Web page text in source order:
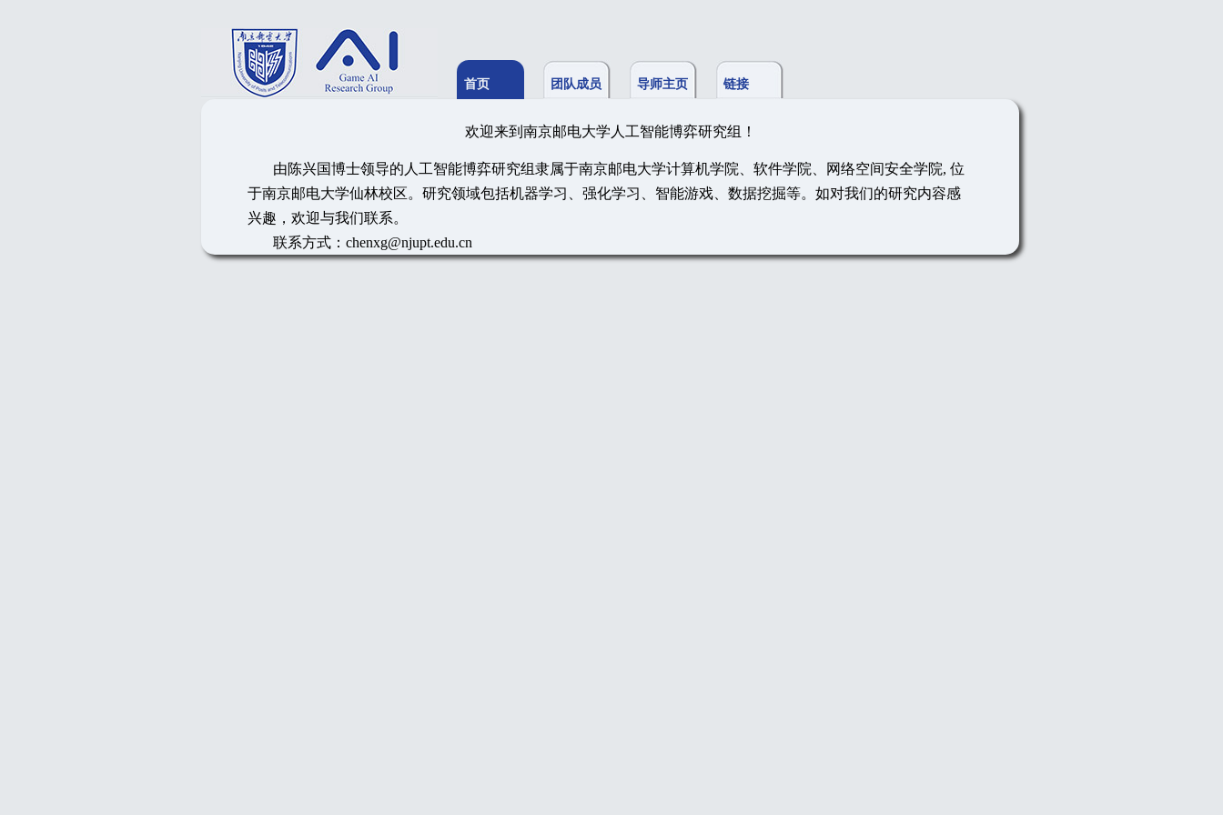
首页 团队成员 导师主页 链接
欢迎来到南京邮电大学人工智能博弈研究组！
由陈兴国博士领导的人工智能博弈研究组隶属于南京邮电大学计算机学院、软件学院、网络空间安全学院, 位
于南京邮电大学仙林校区。研究领域包括机器学习、强化学习、智能游戏、数据挖掘等。如对我们的研究内容感
兴趣，欢迎与我们联系。
联系方式：chenxg@njupt.edu.cn